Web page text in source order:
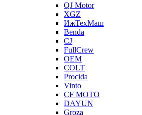
QJ Motor
XGZ
ИжТехМаш
Benda
CJ
FullCrew
OEM
COLT
Procida
Vinto
CF MOTO
DAYUN
Groza